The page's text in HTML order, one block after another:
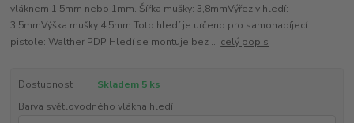
vláknem 1,5mm nebo 1mm. Šířka mušky: 3,8mmVýřez v hledí:
3,5mmVýška mušky 4,5mm Toto hledí je určeno pro samonabíjecí
pistole: Walther PDP Hledí se montuje bez ... celý popis
Dostupnost
Skladem 5 ks
Barva světlovodného vlákna hledí